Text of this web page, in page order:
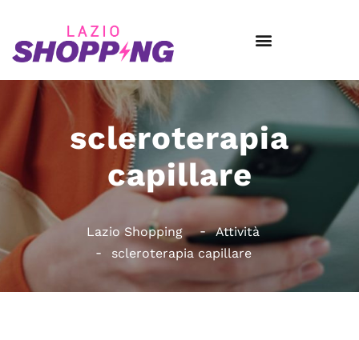
scleroterapia
capillare
Lazio Shopping
Attività
scleroterapia capillare